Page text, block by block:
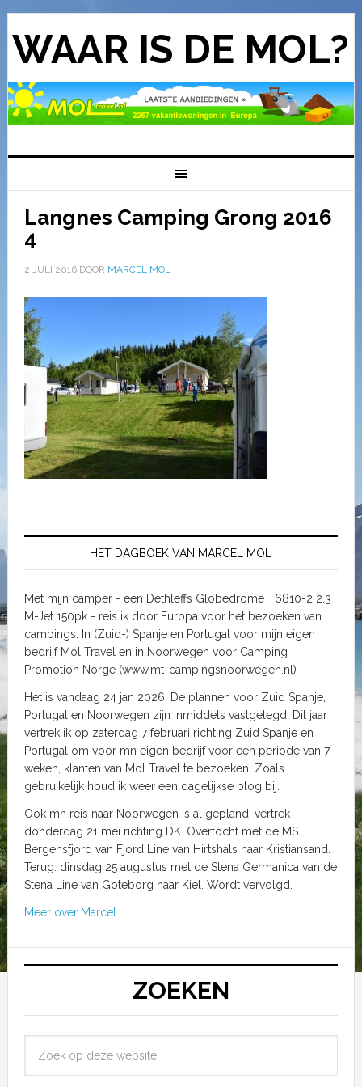
WAAR IS DE MOL?
Langnes Camping Grong 2016
4
2 JULI 2016DOOR MARCEL MOL
HET DAGBOEK VAN MARCEL MOL
Met mijn camper - een Dethleffs Globedrome T6810-2 2.3
M-Jet 150pk - reis ik door Europa voor het bezoeken van
campings. In (Zuid-) Spanje en Portugal voor mijn eigen
bedrijf Mol Travel en in Noorwegen voor Camping
Promotion Norge (www.mt-campingsnoorwegen.nl)
Het is vandaag 24 jan 2026. De plannen voor Zuid Spanje,
Portugal en Noorwegen zijn inmiddels vastgelegd. Dit jaar
vertrek ik op zaterdag 7 februari richting Zuid Spanje en
Portugal om voor mn eigen bedrijf voor een periode van 7
weken, klanten van Mol Travel te bezoeken. Zoals
gebruikelijk houd ik weer een dagelijkse blog bij.
Ook mn reis naar Noorwegen is al gepland: vertrek
donderdag 21 mei richting DK. Overtocht met de MS
Bergensfjord van Fjord Line van Hirtshals naar Kristiansand.
Terug: dinsdag 25 augustus met de Stena Germanica van de
Stena Line van Goteborg naar Kiel. Wordt vervolgd.
Meer over Marcel
ZOEKEN